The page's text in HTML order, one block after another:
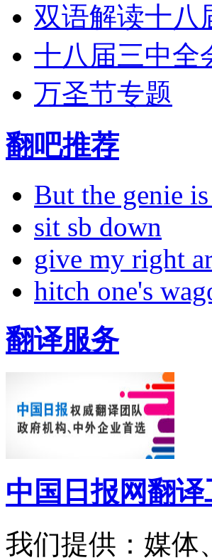
双语解读十八
十八届三中全
万圣节专题
翻吧推荐
But the genie
sit sb down
give my right
hitch one's
翻译服务
中国日报网翻
我们提供：媒体